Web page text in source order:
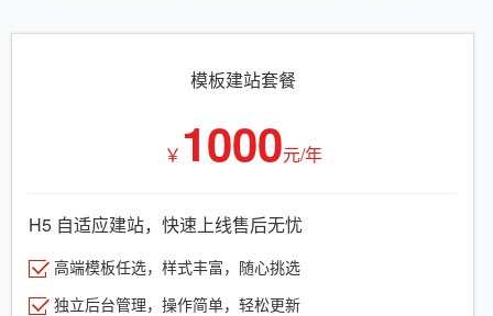
模板建站套餐
￥ 1000元/年
H5 自适应建站，快速上线售后无忧
高端模板任选，样式丰富，随心挑选
独立后台管理，操作简单，轻松更新